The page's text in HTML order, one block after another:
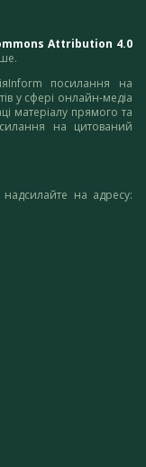
Attribution 4.0
посилання на
у сфері онлайн-медіа
матеріалу прямого та
на цитований
на адресу: